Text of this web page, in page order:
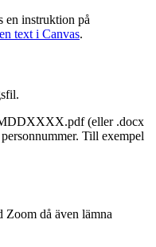
en instruktion på
text i Canvas.
(eller .docx
Till exempel
Zoom då även lämna